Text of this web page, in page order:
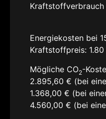
Kraftstoffverbrauch
Energiekosten bei
Kraftstoffpreis:
Mögliche CO2-
2.895,60 € (bei
1.368,00 € (bei
4.560,00 € (bei